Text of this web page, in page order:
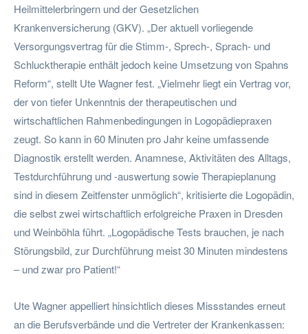
Heilmittelerbringern und der Gesetzlichen
Krankenversicherung (GKV). „Der aktuell vorliegende
Versorgungsvertrag für die Stimm-, Sprech-, Sprach- und
Schlucktherapie enthält jedoch keine Umsetzung von Spahns
Reform“, stellt Ute Wagner fest. „Vielmehr liegt ein Vertrag vor,
der von tiefer Unkenntnis der therapeutischen und
wirtschaftlichen Rahmenbedingungen in Logopädiepraxen
zeugt. So kann in 60 Minuten pro Jahr keine umfassende
Diagnostik erstellt werden. Anamnese, Aktivitäten des Alltags,
Testdurchführung und -auswertung sowie Therapieplanung
sind in diesem Zeitfenster unmöglich“, kritisierte die Logopädin,
die selbst zwei wirtschaftlich erfolgreiche Praxen in Dresden
und Weinböhla führt. „Logopädische Tests brauchen, je nach
Störungsbild, zur Durchführung meist 30 Minuten mindestens
– und zwar pro Patient!“
Ute Wagner appelliert hinsichtlich dieses Missstandes erneut
an die Berufsverbände und die Vertreter der Krankenkassen: